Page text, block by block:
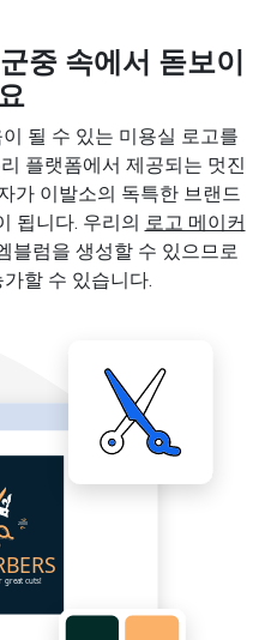
중 속에서 돋보이
될 수 있는 미용실 로고를
플랫폼에서 제공되는 멋진
가 이발소의 독특한 브랜드
됩니다. 우리의 로고 메이커
블럼을 생성할 수 있으므로
할 수 있습니다.